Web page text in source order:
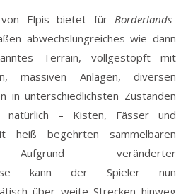
von Elpis bietet für Borderlands-
abwechslungreiches wie dann
Terrain, vollgestopft mit
massiven Anlagen, diversen
in unterschiedlichsten Zuständen
– Kisten, Fässer und
heiß begehrten sammelbaren
Aufgrund veränderter
kann der Spieler nun
über weite Strecken hinweg